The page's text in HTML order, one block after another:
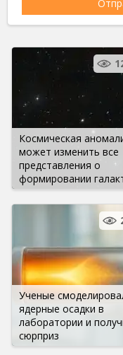
Космическая
может изменить все
представления о
формировании
Ученые
ядерные осадки в
лаборатории и
сюрприз